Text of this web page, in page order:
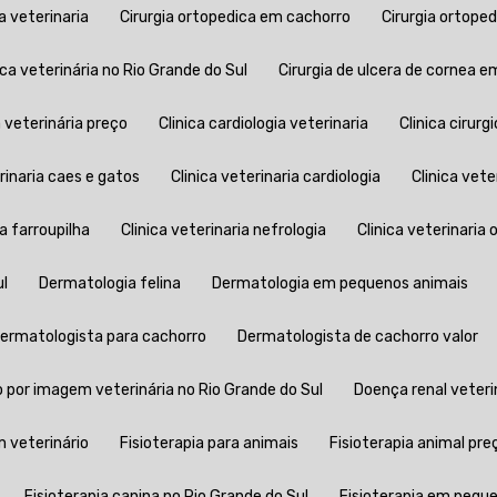
veterinaria Cirurgia ortopedica em cachorro Cirurgia
veterinária no Rio Grande do Sul Cirurgia de ulcera de cornea
veterinária preço Clinica cardiologia veterinaria Clinica
caes e gatos Clinica veterinaria cardiologia Clinica
farroupilha Clinica veterinaria nefrologia Clinica
Dermatologia felina Dermatologia em pequenos animais
Dermatologista para cachorro Dermatologista de cachorro valor
por imagem veterinária no Rio Grande do Sul Doença renal
veterinário Fisioterapia para animais Fisioterapia animal